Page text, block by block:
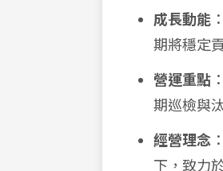
成長動能
期將穩定
營運重點
期巡檢與
經營理念
下，致力